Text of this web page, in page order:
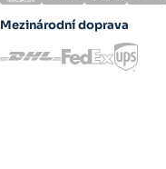
Mezinárodní doprava